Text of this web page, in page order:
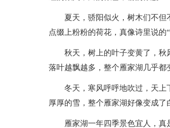
夏天，骄阳似火，树木们不
点缀上粉粉的荷花，真像诗里说的
秋天，树上的叶子变黄了，秋
落叶越飘越多，整个雁家湖几乎都
冬天，寒风呼呼地吹过，天
厚厚的雪，整个雁家湖好像变成了
雁家湖一年四季景色宜人，真